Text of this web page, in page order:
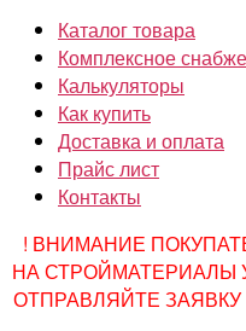
Каталог товара
Комплексное
Калькуляторы
Как купить
Доставка и оплата
Прайс лист
Контакты
! ВНИМАНИЕ
НА СТРОЙМАТЕРИАЛЫ
ОТПРАВЛЯЙТЕ ЗАЯВКУ